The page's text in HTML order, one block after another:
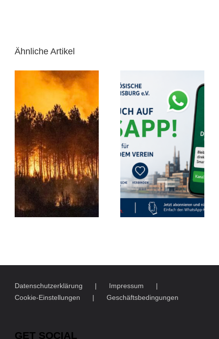
Ähnliche Artikel
Datenschutzerklärung
Impressum
Cookie-Einstellungen
Geschäftsbedingungen
GET SOCIAL